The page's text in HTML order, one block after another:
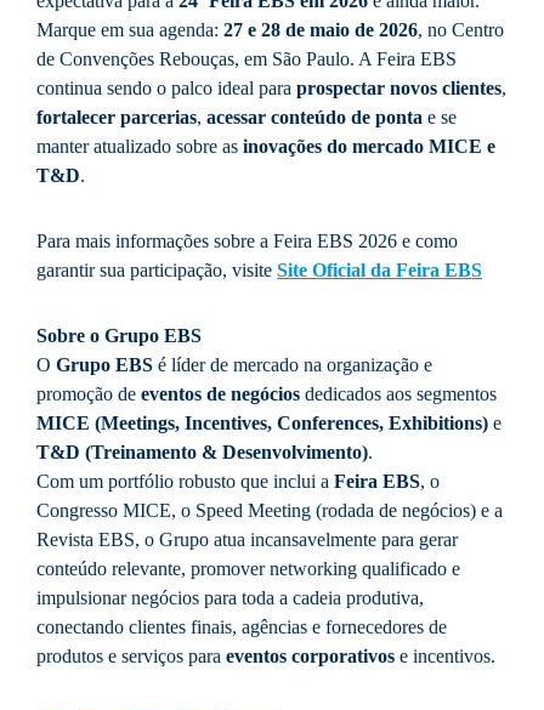
Marque em sua agenda: 27 e 28 de maio de 2026, no Centro
de Convenções Rebouças, em São Paulo. A Feira EBS
continua sendo o palco ideal para prospectar novos clientes,
fortalecer parcerias, acessar conteúdo de ponta e se
manter atualizado sobre as inovações do mercado MICE e
T&D.
Para mais informações sobre a Feira EBS 2026 e como
garantir sua participação, visite Site Oficial da Feira EBS
Sobre o Grupo EBS
O Grupo EBS é líder de mercado na organização e
promoção de eventos de negócios dedicados aos segmentos
MICE (Meetings, Incentives, Conferences, Exhibitions) e
T&D (Treinamento & Desenvolvimento).
Com um portfólio robusto que inclui a Feira EBS, o
Congresso MICE, o Speed Meeting (rodada de negócios) e a
Revista EBS, o Grupo atua incansavelmente para gerar
conteúdo relevante, promover networking qualificado e
impulsionar negócios para toda a cadeia produtiva,
conectando clientes finais, agências e fornecedores de
produtos e serviços para eventos corporativos e incentivos.